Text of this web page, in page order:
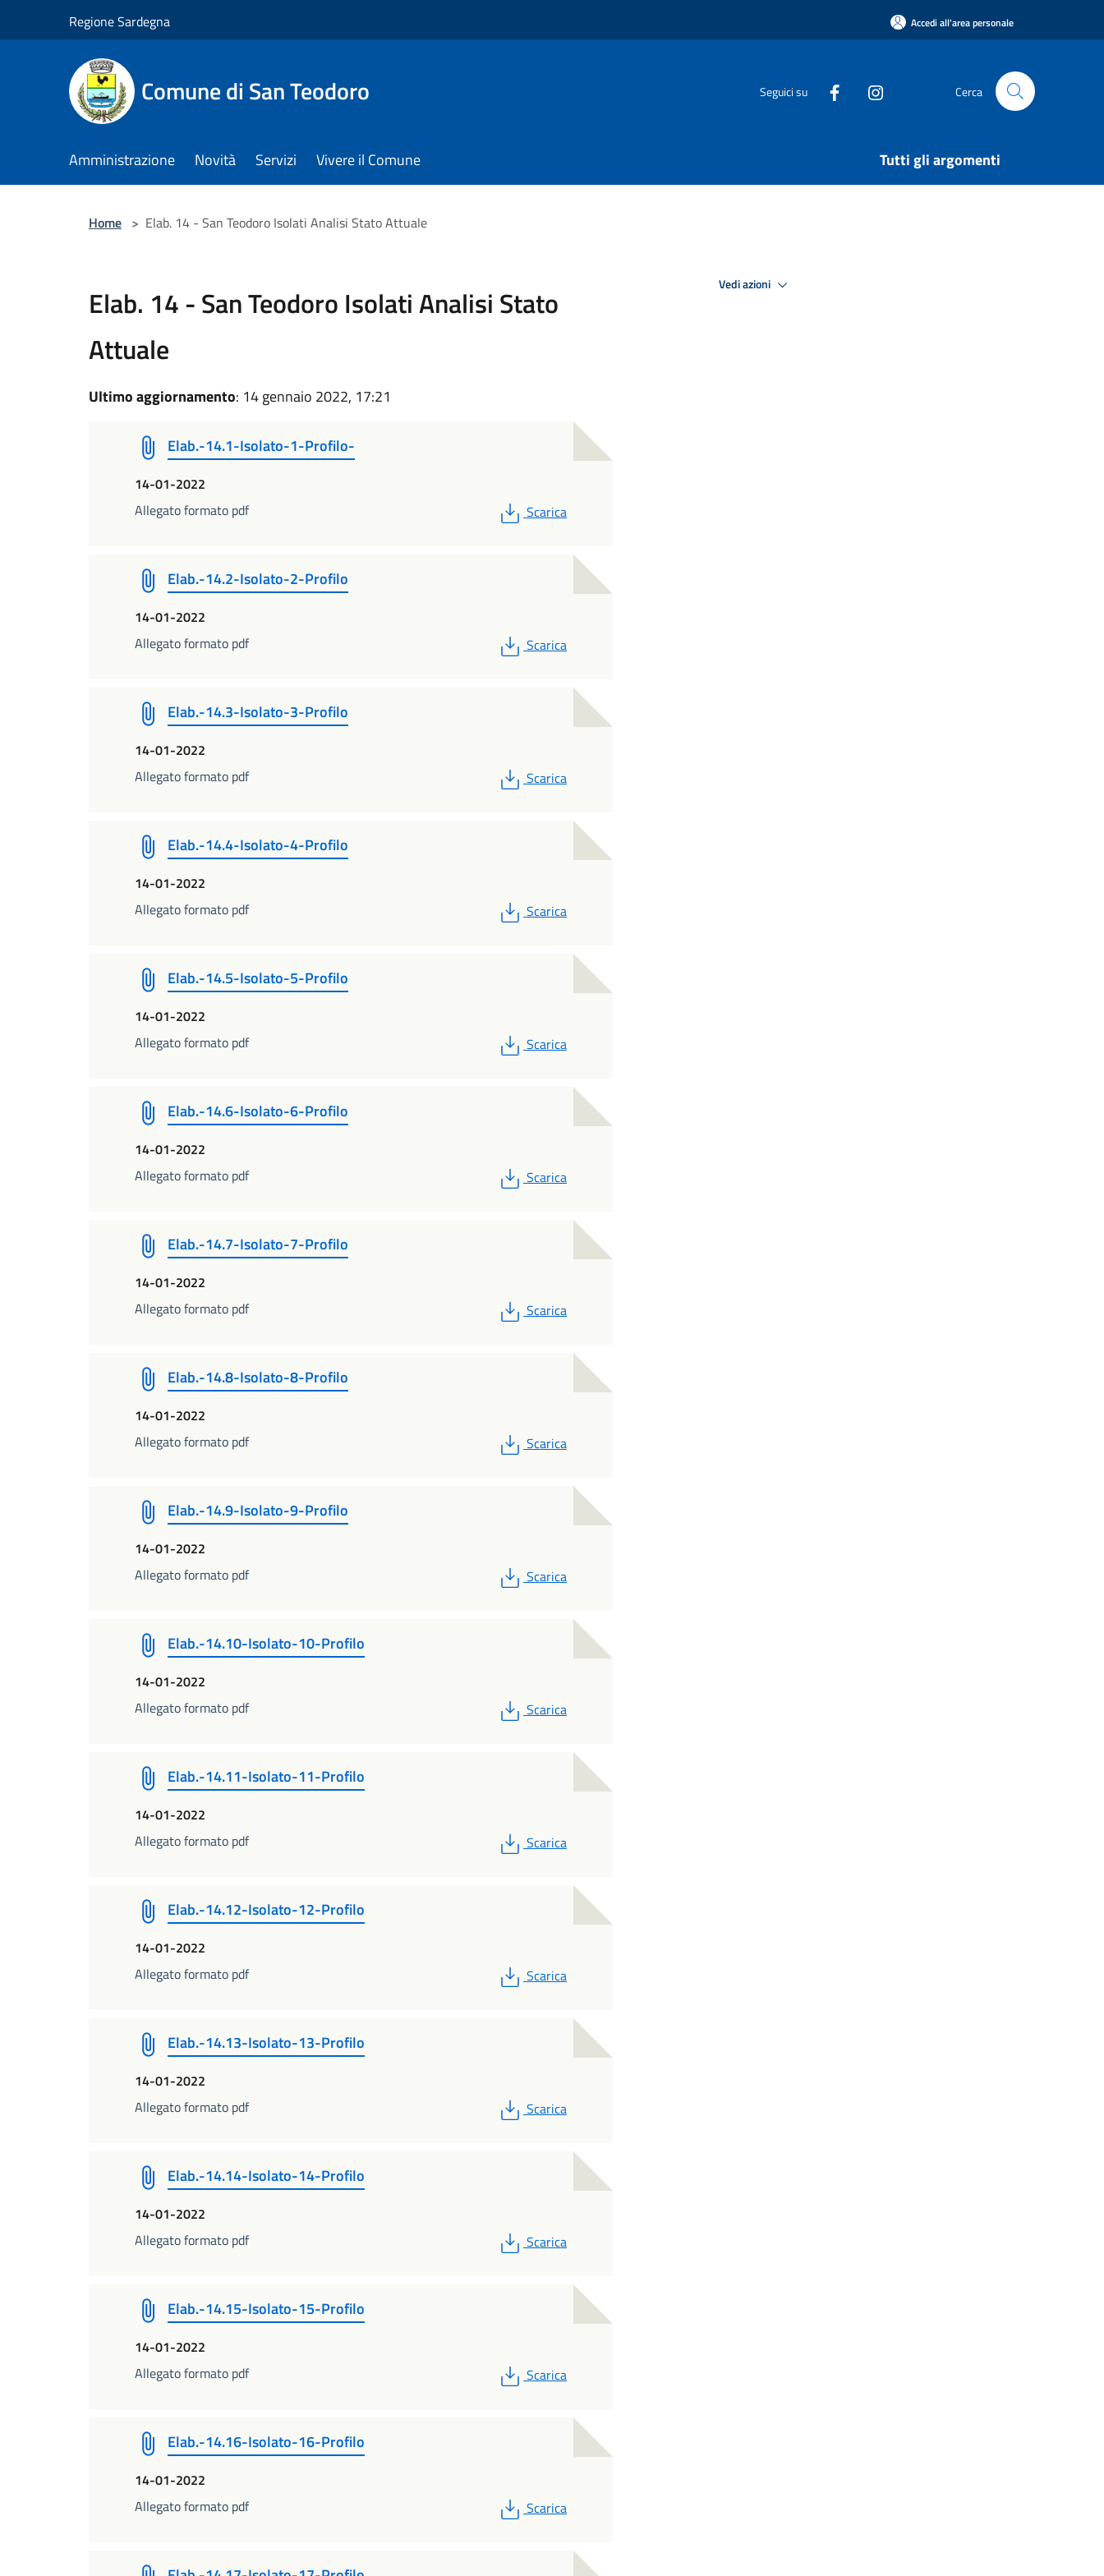
Regione Sardegna Accedi all'area personale
Comune di San Teodoro Seguici su Cerca
Amministrazione Novità Servizi Vivere il Comune Tutti gli argomenti
Home > Elab. 14 - San Teodoro Isolati Analisi Stato Attuale
Elab. 14 - San Teodoro Isolati Analisi Stato
Attuale
Ultimo aggiornamento: 14 gennaio 2022, 17:21
Elab.-14.1-Isolato-1-Profilo-
14-01-2022
Allegato formato pdf
PDF
Scarica
Elab.-14.2-Isolato-2-Profilo
14-01-2022
Allegato formato pdf
PDF
Scarica
Elab.-14.3-Isolato-3-Profilo
14-01-2022
Allegato formato pdf
PDF
Scarica
Elab.-14.4-Isolato-4-Profilo
14-01-2022
Allegato formato pdf
PDF
Scarica
Elab.-14.5-Isolato-5-Profilo
14-01-2022
Allegato formato pdf
PDF
Scarica
Elab.-14.6-Isolato-6-Profilo
14-01-2022
Allegato formato pdf
PDF
Scarica
Elab.-14.7-Isolato-7-Profilo
14-01-2022
Allegato formato pdf
PDF
Scarica
Elab.-14.8-Isolato-8-Profilo
14-01-2022
Allegato formato pdf
PDF
Scarica
Elab.-14.9-Isolato-9-Profilo
14-01-2022
Allegato formato pdf
PDF
Scarica
Elab.-14.10-Isolato-10-Profilo
14-01-2022
Allegato formato pdf
PDF
Scarica
Elab.-14.11-Isolato-11-Profilo
14-01-2022
Allegato formato pdf
PDF
Scarica
Elab.-14.12-Isolato-12-Profilo
14-01-2022
Allegato formato pdf
PDF
Scarica
Elab.-14.13-Isolato-13-Profilo
14-01-2022
Allegato formato pdf
PDF
Scarica
Elab.-14.14-Isolato-14-Profilo
14-01-2022
Allegato formato pdf
PDF
Scarica
Elab.-14.15-Isolato-15-Profilo
14-01-2022
Allegato formato pdf
PDF
Scarica
Elab.-14.16-Isolato-16-Profilo
14-01-2022
Allegato formato pdf
PDF
Scarica
Vedi azioni